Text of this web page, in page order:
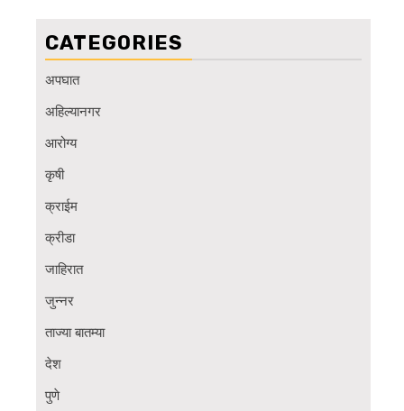
CATEGORIES
अपघात
अहिल्यानगर
आरोग्य
कृषी
क्राईम
क्रीडा
जाहिरात
जुन्नर
ताज्या बातम्या
देश
पुणे